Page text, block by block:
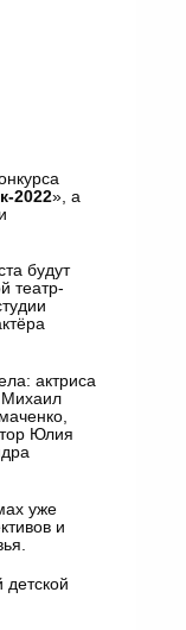
2022», а
будут
театр-
актриса
Михаил
Юлия
уже
и